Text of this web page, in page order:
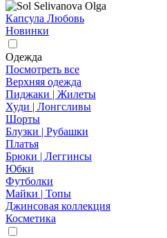
Капсула Любовь
Новинки
Одежда
Посмотреть все
Верхняя одежда
Пиджаки | Жилеты
Худи | Лонгсливы
Шорты
Блузки | Рубашки
Платья
Брюки | Леггинсы
Юбки
Футболки
Майки | Топы
Джинсовая коллекция
Косметика